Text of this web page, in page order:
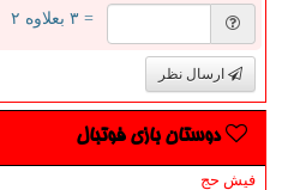
= ۳ بعلاوه ۲
ارسال نظر
دوستان بازی فوتبال
فیش حج